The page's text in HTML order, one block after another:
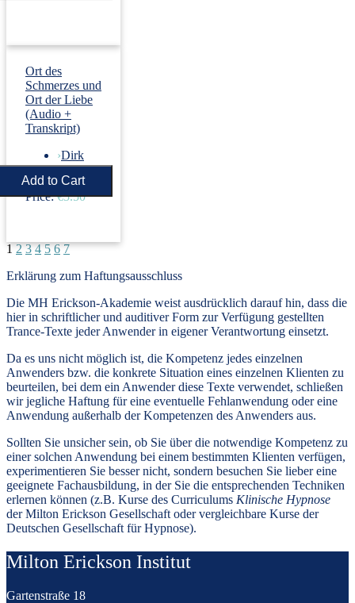
Ort des
Schmerzes und
Ort der Liebe
(Audio +
Transkript)
›Dirk
Revenstorf
Price: €5.50
1 2 3 4 5 6 7
Erklärung zum Haftungsausschluss
Die MH Erickson-Akademie weist ausdrücklich darauf hin, dass die
hier in schriftlicher und auditiver Form zur Verfügung gestellten
Trance-Texte jeder Anwender in eigener Verantwortung einsetzt.
Da es uns nicht möglich ist, die Kompetenz jedes einzelnen
Anwenders bzw. die konkrete Situation eines einzelnen Klienten zu
beurteilen, bei dem ein Anwender diese Texte verwendet, schließen
wir jegliche Haftung für eine eventuelle Fehlanwendung oder eine
Anwendung außerhalb der Kompetenzen des Anwenders aus.
Sollten Sie unsicher sein, ob Sie über die notwendige Kompetenz zu
einer solchen Anwendung bei einem bestimmten Klienten verfügen,
experimentieren Sie besser nicht, sondern besuchen Sie lieber eine
geeignete Fachausbildung, in der Sie die entsprechenden Techniken
erlernen können (z.B. Kurse des Curriculums Klinische Hypnose
der Milton Erickson Gesellschaft oder vergleichbare Kurse der
Deutschen Gesellschaft für Hypnose).
Milton Erickson Institut
Gartenstraße 18